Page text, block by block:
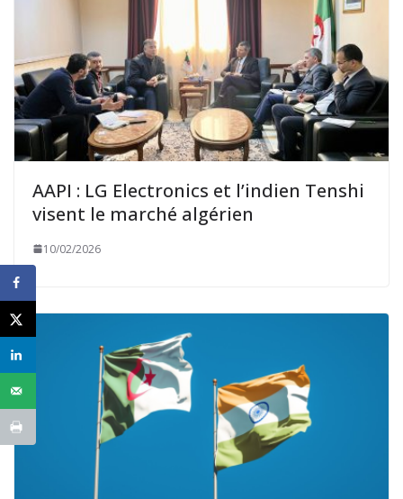
AAPI : LG Electronics et l’indien Tenshi
visent le marché algérien
10/02/2026